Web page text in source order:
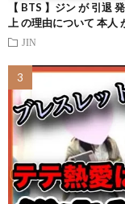
【 BTS 】ジン が 引退
上 の理由について 本人
JIN